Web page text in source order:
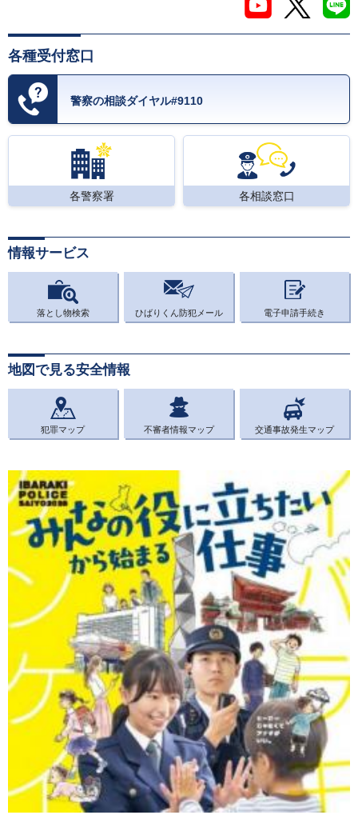
各種受付窓口
警察の相談ダイヤル#9110
各警察署 各相談窓口
情報サービス
落とし物検索 ひばりくん防犯メール 電子申請手続き
地図で見る安全情報
犯罪マップ 不審者情報マップ 交通事故発生マップ